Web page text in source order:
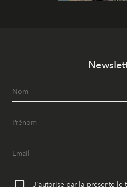
J'autorise par la présente le